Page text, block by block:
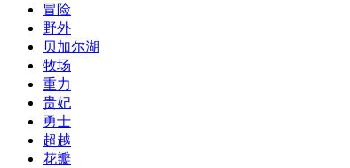
冒险
野外
贝加尔湖
牧场
重力
贵妃
勇士
超越
花瓣